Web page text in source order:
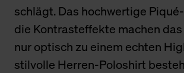
schlägt. Das hochwertige
die Kontrasteffekte machen
nur optisch zu einem echten
stilvolle Herren-Poloshirt